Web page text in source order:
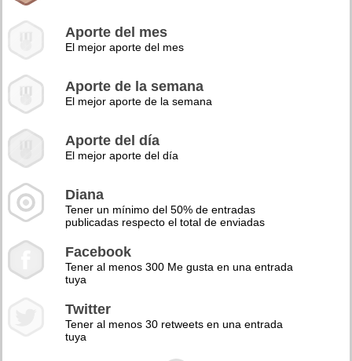
Aporte del mes
El mejor aporte del mes
Aporte de la semana
El mejor aporte de la semana
Aporte del día
El mejor aporte del día
Diana
Tener un mínimo del 50% de entradas
publicadas respecto el total de enviadas
Facebook
Tener al menos 300 Me gusta en una entrada
tuya
Twitter
Tener al menos 30 retweets en una entrada
tuya